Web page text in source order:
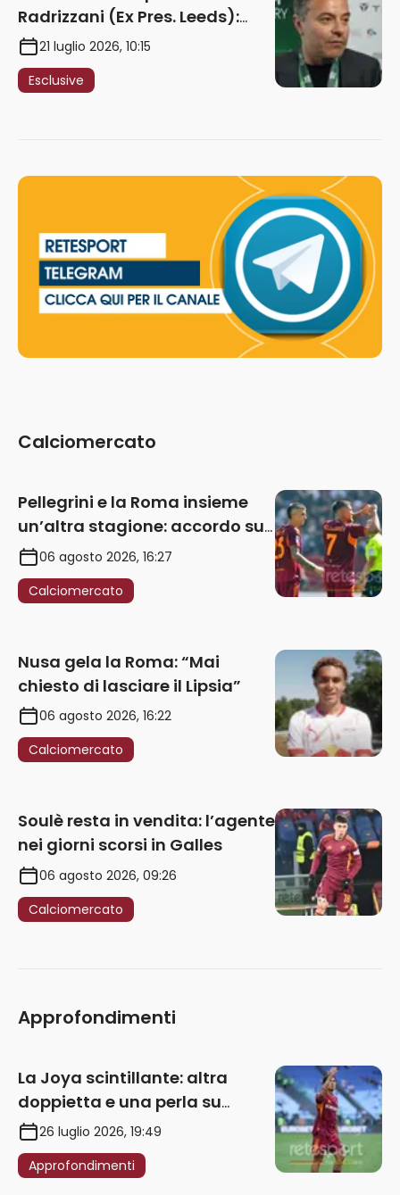
Radrizzani (Ex Pres. Leeds):
“Summerville ragazzo
speciale, in Italia con Gasp
può esplodere
21 luglio 2026, 10:15
Esclusive
Calciomercato
Pellegrini e la Roma insieme
un’altra stagione: accordo sul
rinnovo annuale
06 agosto 2026, 16:27
Calciomercato
Nusa gela la Roma: “Mai
chiesto di lasciare il Lipsia”
06 agosto 2026, 16:22
Calciomercato
Soulè resta in vendita: l’agente
nei giorni scorsi in Galles
06 agosto 2026, 09:26
Calciomercato
Approfondimenti
La Joya scintillante: altra
doppietta e una perla su
punizione – VIDEO
26 luglio 2026, 19:49
Approfondimenti